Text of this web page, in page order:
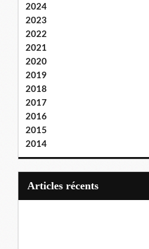
2024
2023
2022
2021
2020
2019
2018
2017
2016
2015
2014
articles récents